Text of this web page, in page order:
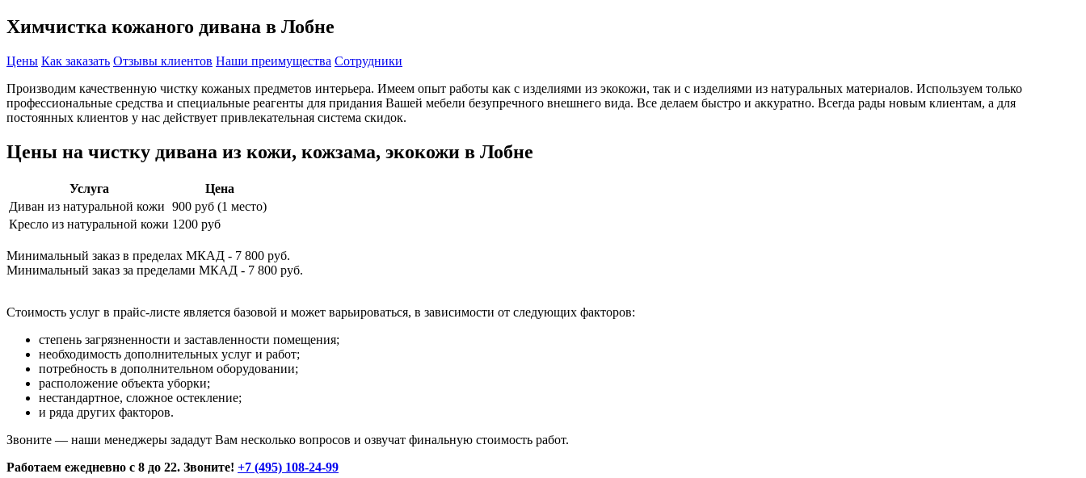
Химчистка кожаного дивана в Лобне
Цены Как заказать Отзывы клиентов Наши преимущества Сотрудники
Производим качественную чистку кожаных предметов интерьера. Имеем опыт работы как с изделиями из экокожи, так и с изделиями из натуральных материалов. Используем только
профессиональные средства и специальные реагенты для придания Вашей мебели безупречного внешнего вида. Все делаем быстро и аккуратно. Всегда рады новым клиентам, а для
постоянных клиентов у нас действует привлекательная система скидок.
Цены на чистку дивана из кожи, кожзама, экокожи в Лобне
Услуга
Цена
Диван из натуральной кожи 900 руб (1 место)
Кресло из натуральной кожи 1200 руб
Минимальный заказ в пределах МКАД - 7 800 руб.
Минимальный заказ за пределами МКАД - 7 800 руб.
Стоимость услуг в прайс-листе является базовой и может варьироваться, в зависимости от следующих факторов:
степень загрязненности и заставленности помещения;
необходимость дополнительных услуг и работ;
потребность в дополнительном оборудовании;
расположение объекта уборки;
нестандартное, сложное остекление;
и ряда других факторов.
Звоните — наши менеджеры зададут Вам несколько вопросов и озвучат финальную стоимость работ.
Работаем ежедневно с 8 до 22. Звоните! +7 (495) 108-24-99